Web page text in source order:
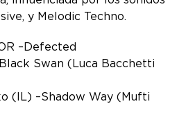
y Melodic Techno.
– Defected
Swan (Luca Bacchetti
(IL) – Shadow Way (Mufti